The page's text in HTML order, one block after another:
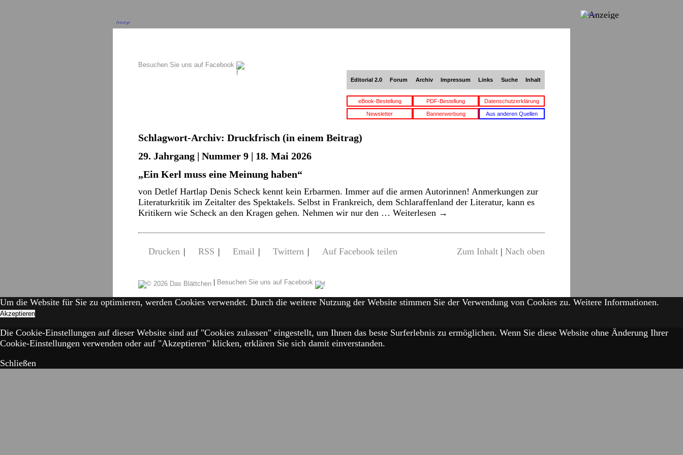
Anzeige
Besuchen Sie uns auf Facebook
Editorial 2.0 Forum Archiv Impressum Links Suche Inhalt
eBook-Bestellung PDF-Bestellung Datenschutzerklärung
Newsletter Bannerwerbung Aus anderen Quellen
Schlagwort-Archiv: Druckfrisch (in einem Beitrag)
29. Jahrgang | Nummer 9 | 18. Mai 2026
„Ein Kerl muss eine Meinung haben“
von Detlef Hartlap Denis Scheck kennt kein Erbarmen. Immer auf die armen Autorinnen! Anmerkungen zur
Literaturkritik im Zeitalter des Spektakels. Selbst in Frankreich, dem Schlaraffenland der Literatur, kann es
Kritikern wie Scheck an den Kragen gehen. Nehmen wir nur den … Weiterlesen →
Drucken | RSS | Email | Twittern | Auf Facebook teilen Zum Inhalt | Nach oben
| Besuchen Sie uns auf Facebook
Anzeige
Um die Website für Sie zu optimieren, werden Cookies verwendet. Durch die weitere Nutzung der Website stimmen Sie der Verwendung von Cookies zu. Weitere Informationen.
Akzeptieren
Die Cookie-Einstellungen auf dieser Website sind auf "Cookies zulassen" eingestellt, um Ihnen das beste Surferlebnis zu ermöglichen. Wenn Sie diese Website ohne Änderung Ihrer
Cookie-Einstellungen verwenden oder auf "Akzeptieren" klicken, erklären Sie sich damit einverstanden.
Schließen